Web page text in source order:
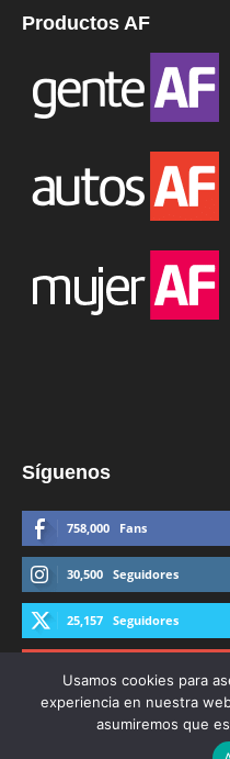
Productos AF
Síguenos
758,000 Fans
30,500 Seguidores
25,157 Seguidores
Usamos cookies para
experiencia en nuestra
asumiremos que